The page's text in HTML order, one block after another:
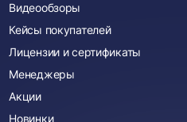
Видеообзоры
Кейсы покупателей
Лицензии и сертификаты
Менеджеры
Акции
Новинки